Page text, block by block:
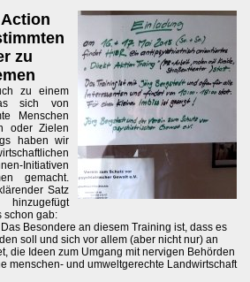
zu
zu einem
sich von
Menschen
oder Zielen
haben wir
Initiativen
gemacht.
Satz
schon gab:
Das Besondere an diesem Training ist, dass es
soll und sich vor allem (aber nicht nur) an
die Ideen zum Umgang mit nervigen Behörden
menschen- und umweltgerechte Landwirtschaft